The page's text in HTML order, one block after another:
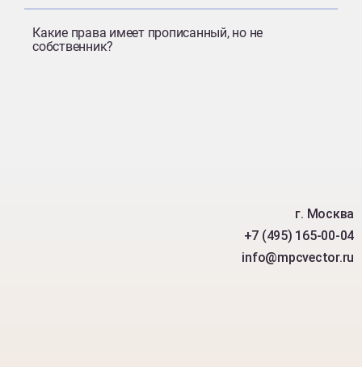
Какие права имеет прописанный, но не
собственник?
г. Москва
+7 (495) 165-00-04
info@mpcvector.ru